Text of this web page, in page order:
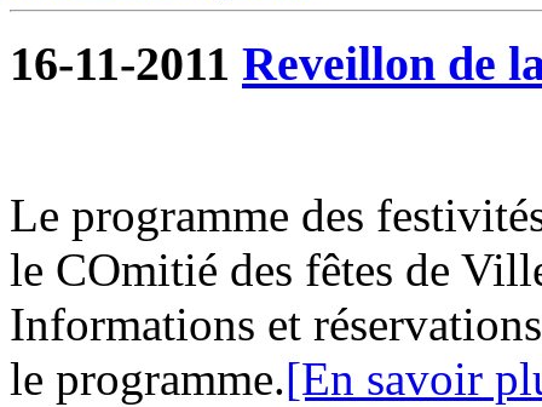
16-11-2011 Reveillon de
Le programme des
le COmitié des fêtes de
Informations et
le programme.[En savoir